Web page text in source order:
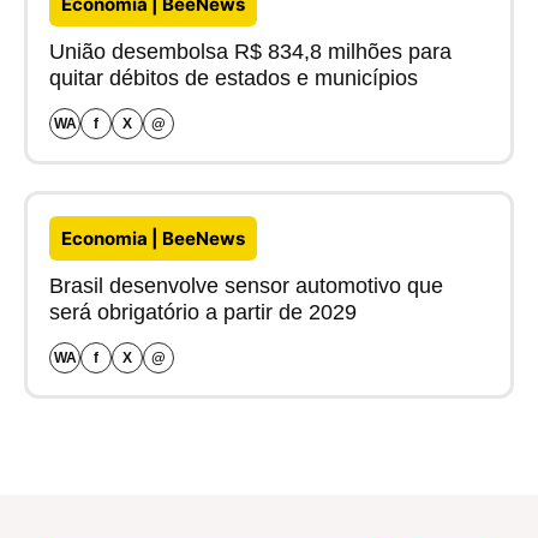
União desembolsa R$ 834,8 milhões para
quitar débitos de estados e municípios
WA f X @
Economia | BeeNews
Brasil desenvolve sensor automotivo que
será obrigatório a partir de 2029
WA f X @